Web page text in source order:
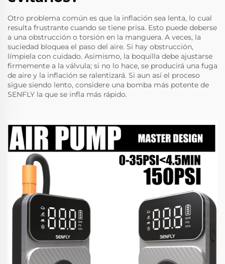
Otro problema común es que la inflación sea lenta, lo cual
resulta frustrante cuando se tiene prisa. Esto puede deberse
a una obstrucción o torsión en la manguera. A veces, la
suciedad bloquea el paso del aire. Si hay obstrucción,
límpiela con cuidado. Asimismo, la boquilla debe ajustarse
firmemente a la válvula; si no lo hace, se producirá una fuga
de aire y la inflación se ralentizará. Si aun así el proceso
sigue siendo lento, considere una bomba más potente de
SENFLY la que se infla más rápido.